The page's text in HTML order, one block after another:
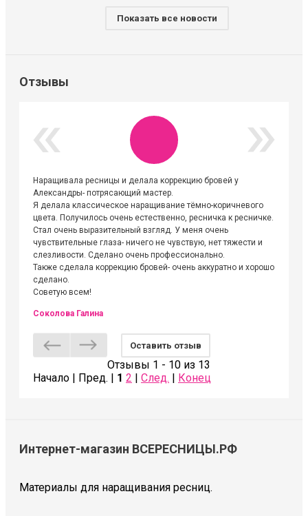
Показать все новости
Отзывы
Наращивала ресницы и делала коррекцию бровей у
Александры- потрясающий мастер.
Я делала классическое наращивание тёмно-коричневого
цвета. Получилось очень естественно, ресничка к ресничке.
Стал очень выразительный взгляд. У меня очень
чувствительные глаза- ничего не чувствую, нет тяжести и
слезливости. Сделано очень профессионально.
Также сделала коррекцию бровей- очень аккуратно и хорошо
сделано.
Советую всем!
Соколова Галина
Оставить отзыв
Отзывы 1 - 10 из 13
Начало | Пред. | 1 2 След. Конец
Интернет-магазин ВСЕРЕСНИЦЫ.РФ
Материалы для наращивания ресниц.